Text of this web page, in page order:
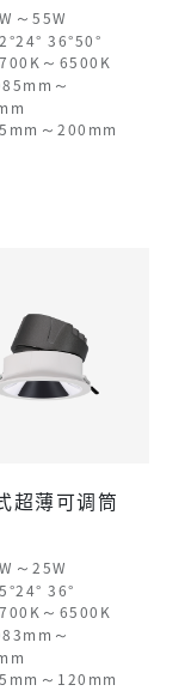
～ 55W
36°50°
～ 6500K
～
～ 200mm
超薄可调筒
～ 25W
36°
～ 6500K
～
～ 120mm